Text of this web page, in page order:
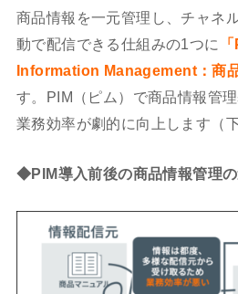
商品情報を一元管理し、チャネ
動で配信できる仕組みの1つに
Information Management：商品
す。PIM（ピム）で商品情報管
業務効率が劇的に向上します（下
◆PIM導入前後の商品情報管理